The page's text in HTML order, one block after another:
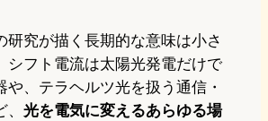
研究が描く長期的な意味は小さ
シフト電流は太陽光発電だけで
や、テラヘルツ光を扱う通信・
光を電気に変えるあらゆる場